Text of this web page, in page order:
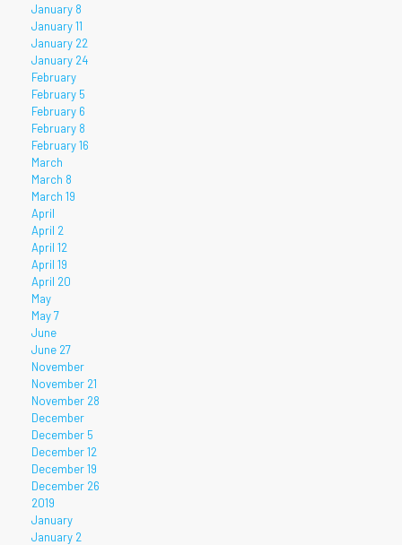
January 8
January 11
January 22
January 24
February
February 5
February 6
February 8
February 16
March
March 8
March 19
April
April 2
April 12
April 19
April 20
May
May 7
June
June 27
November
November 21
November 28
December
December 5
December 12
December 19
December 26
2019
January
January 2